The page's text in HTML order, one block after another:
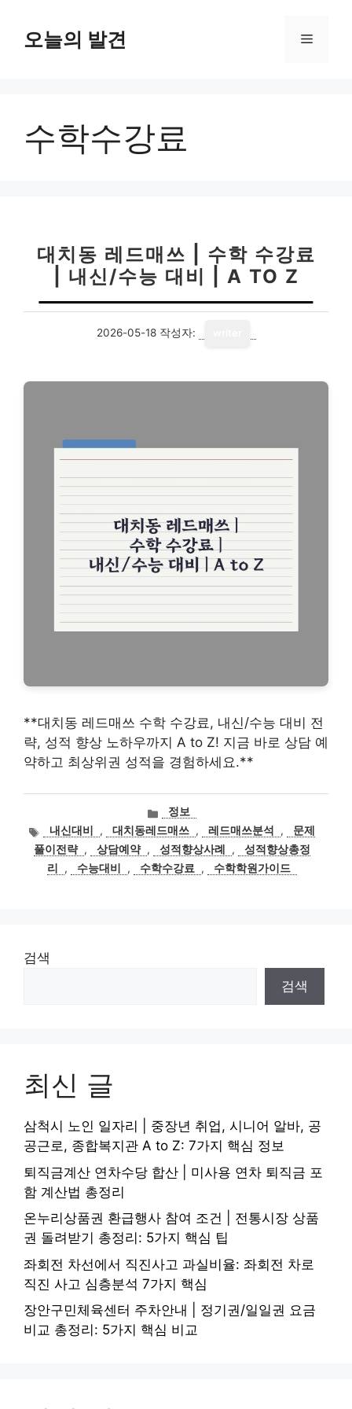
오늘의 발견 메
수학수강료
대치동 레드매쓰 | 수학 수강료
| 내신/수능 대비 | A TO Z
2026-05-18 작성자:
**대치동 레드매쓰 수학 수강료, 내신/수능 대비 전
략, 성적 향상 노하우까지 A to Z! 지금 바로 상담 예
약하고 최상위권 성적을 경험하세요.**
카
테
고
리
정보
태
그
내신대비 , 대치동레드매쓰 , 레드매쓰분석 ,
문제
풀이전략 , 상담예약 , 성적향상사례 ,
성적향상총정
리
, 수능대비 , 수학수강료 , 수학학원가이드
검색
검색
최신 글
삼척시 노인 일자리 | 중장년 취업, 시니어 알바, 공
공근로, 종합복지관 A to Z: 7가지 핵심 정보
퇴직금계산 연차수당 합산 | 미사용 연차 퇴직금 포
함 계산법 총정리
온누리상품권 환급행사 참여 조건 | 전통시장 상품
권 돌려받기 총정리: 5가지 핵심 팁
좌회전 차선에서 직진사고 과실비율: 좌회전 차로
직진 사고 심층분석 7가지 핵심
장안구민체육센터 주차안내 | 정기권/일일권 요금
비교 총정리: 5가지 핵심 비교